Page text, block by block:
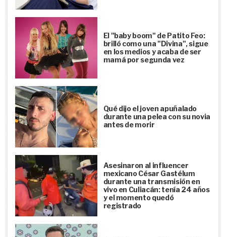
El "baby boom" de Patito Feo:
brilló como una "Divina", sigue
en los medios y acaba de ser
mamá por segunda vez
Qué dijo el joven apuñalado
durante una pelea con su novia
antes de morir
Asesinaron al influencer
mexicano César Gastélum
durante una transmisión en
vivo en Culiacán: tenía 24 años
y el momento quedó
registrado